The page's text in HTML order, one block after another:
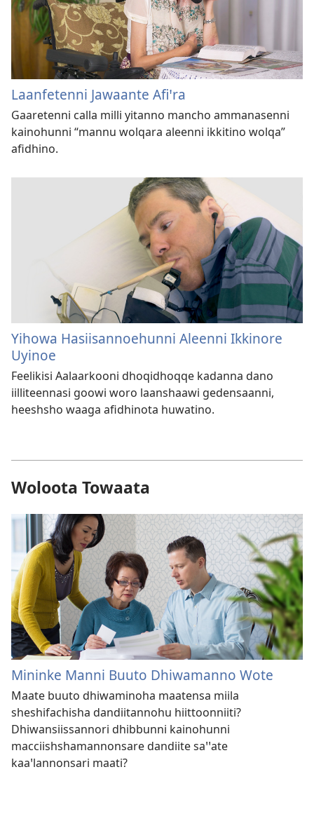
Laanfetenni Jawaante Afiꞌra
Gaaretenni calla milli yitanno mancho ammanasenni
kainohunni “mannu wolqara aleenni ikkitino wolqa”
afidhino.
Yihowa Hasiisannoehunni Aleenni Ikkinore
Uyinoe
Feelikisi Aalaarkooni dhoqidhoqqe kadanna dano
iilliteennasi goowi woro laanshaawi gedensaanni,
heeshsho waaga afidhinota huwatino.
Woloota Towaata
Mininke Manni Buuto Dhiwamanno Wote
Maate buuto dhiwaminoha maatensa miila
sheshifachisha dandiitannohu hiittoonniiti?
Dhiwansiissannori dhibbunni kainohunni
macciishshamannonsare dandiite saꞌꞌate
kaaꞌlannonsari maati?